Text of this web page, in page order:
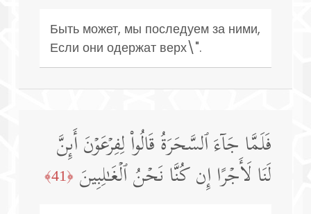
Быть может, мы последуем за ними,
Если они одержат верх\".
فَلَمَّا جَاۤءَ ٱلسَّحَرَةُ قَالُوا۟ لِفِرۡعَوۡنَ أَىِٕنَّ
لَنَا لَأَجۡرًا إِن كُنَّا نَحۡنُ ٱلۡغَـٰلِبِینَ ﴿41﴾